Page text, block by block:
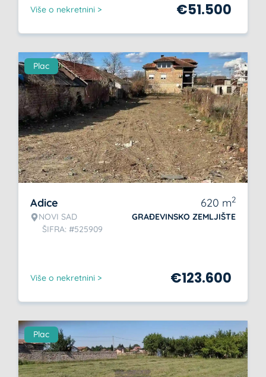
Više o nekretnini > €51.500
Plac
Adice
NOVI SAD
ŠIFRA: #525909
620 m2
GRAĐEVINSKO ZEMLJIŠTE
Više o nekretnini > €123.600
Plac